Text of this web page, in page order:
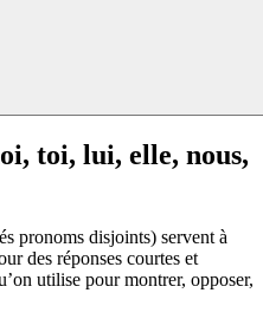
toi, lui, elle, nous,
pronoms disjoints) servent à
des réponses courtes et
utilise pour montrer, opposer,